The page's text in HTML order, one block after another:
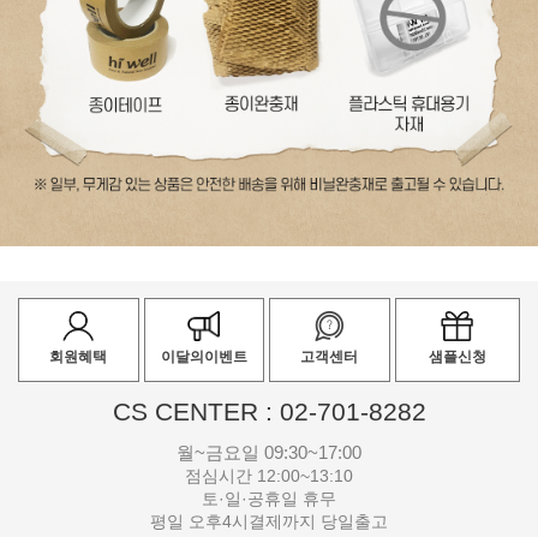
회원혜택 이달의이벤트 고객센터 샘플신청
CS CENTER : 02-701-8282
월~금요일 09:30~17:00
점심시간 12:00~13:10
토·일·공휴일 휴무
평일 오후4시결제까지 당일출고